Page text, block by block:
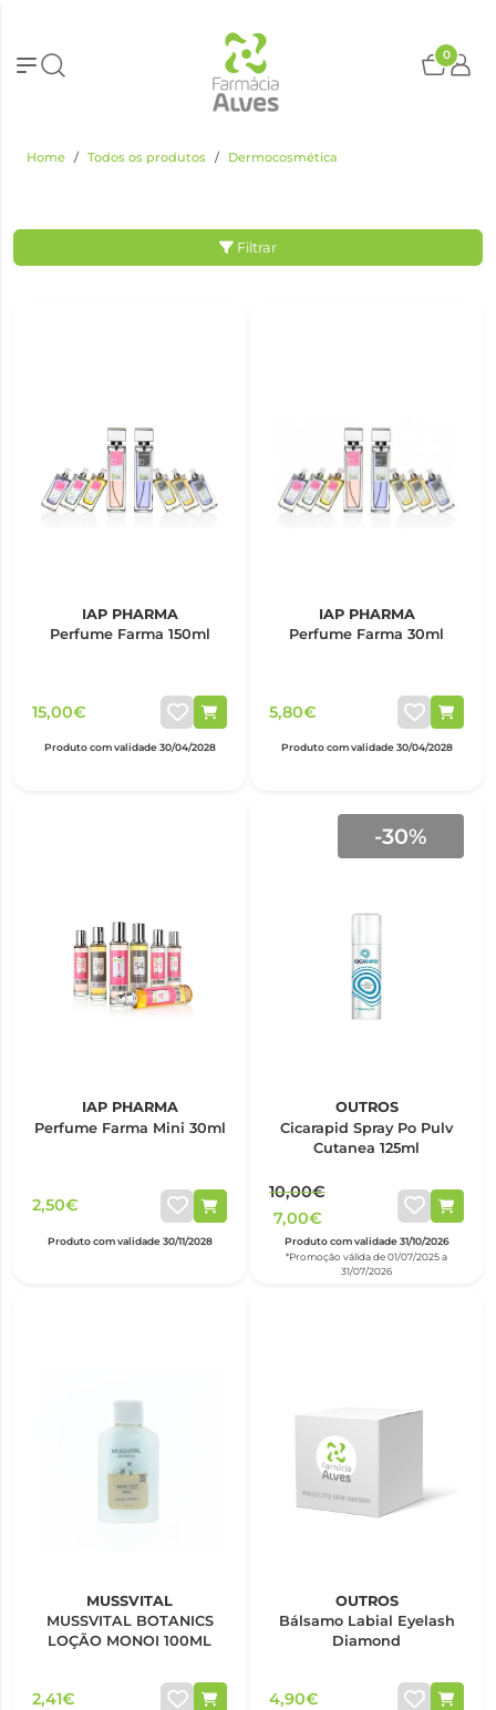
0
Home Todos os produtos Dermocosmética
Filtrar
IAP PHARMA
Perfume Farma 150ml
15,00€
Produto com validade 30/04/2028
IAP PHARMA
Perfume Farma 30ml
5,80€
Produto com validade 30/04/2028
IAP PHARMA
Perfume Farma Mini 30ml
2,50€
Produto com validade 30/11/2028
-30%
*Promoção válida de 01/07/2025 a
31/07/2026
OUTROS
Cicarapid Spray Po Pulv
Cutanea 125ml
10,00€
7,00€
Produto com validade 31/10/2026
MUSSVITAL
MUSSVITAL BOTANICS
LOÇÃO MONOI 100ML
2,41€
OUTROS
Bálsamo Labial Eyelash
Diamond
4,90€